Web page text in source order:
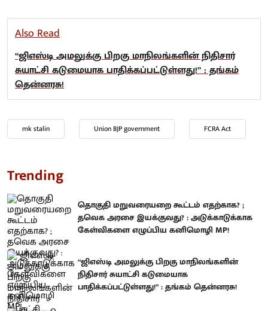
Also Read
“ஜிஎஸ்டி அமலுக்கு பிறகு மாநிலங்களின் நிதிசார்
சுயாட்சி கடுமையாக பாதிக்கப்பட்டுள்ளது!” : தங்கம்
தென்னரசு!
mk stalin Union BJP government FCRA Act
Trending
தொகுதி மறுவரையறை கூட்டம் எதற்காக? ;
தவெக அரசை இயக்குவது? : அடுக்காடுக்காக
கேள்விகளை எழுப்பிய கனிமொழி MP!
“ஜிஎஸ்டி அமலுக்கு பிறகு மாநிலங்களின்
நிதிசார் சுயாட்சி கடுமையாக
பாதிக்கப்பட்டுள்ளது!” : தங்கம் தென்னரசு!